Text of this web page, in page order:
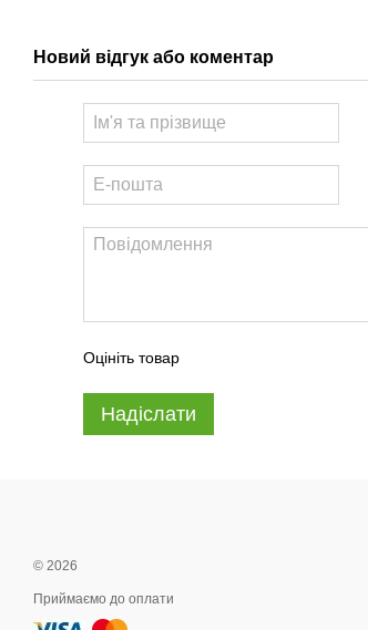
Новий відгук або коментар
Оцініть товар
Надіслати
© 2026
Приймаємо до оплати